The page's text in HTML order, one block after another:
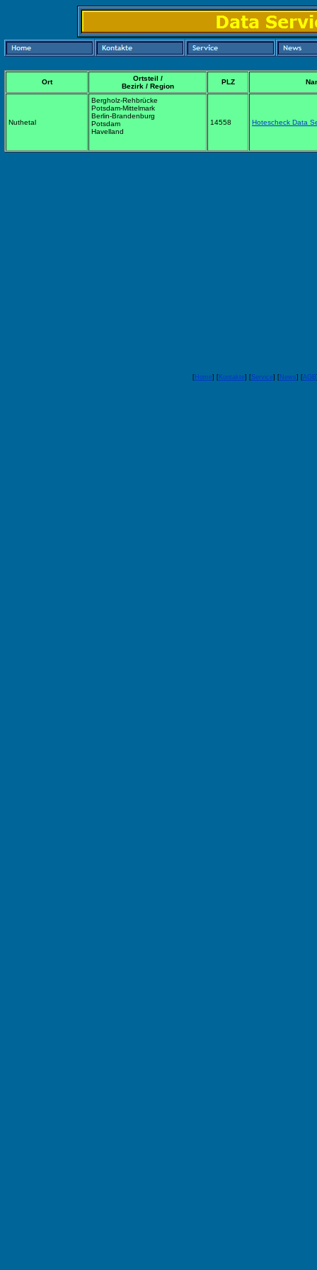
Ort
Ortsteil /
Bezirk / Region
PLZ
Nuthetal
Bergholz-Rehbrücke
Potsdam-Mittelmark
Berlin-Brandenburg
Potsdam
Havelland
14558 Hotescheck Data
[Home] [Kontakte] [Service] [News] [AGB